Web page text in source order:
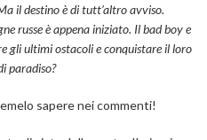
il destino è di tutt’altro avviso.
russe è appena iniziato. Il bad boy e
gli ultimi ostacoli e conquistare il loro
paradiso?
sapere nei commenti!